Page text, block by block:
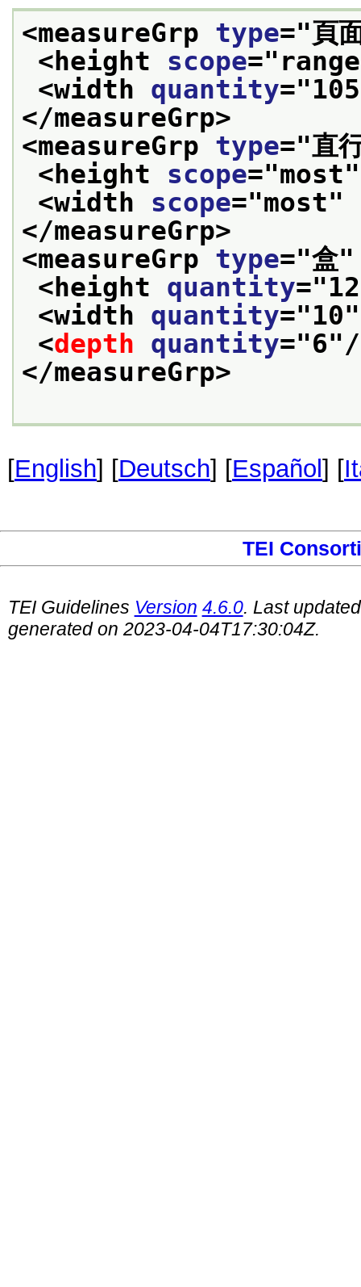
<measureGrp type="頁
<height scope="range
<width quantity="105
</measureGrp>
<measureGrp type="直
<height scope="most
<width scope="most"
</measureGrp>
<measureGrp type="盒
<height quantity="12
<width quantity="10
<depth quantity="6"/
</measureGrp>
[English] [Deutsch] [Español ] [
TEI
TEI Guidelines Version 4.6.0. Last
generated on 2023-04-04T17:30:04Z.